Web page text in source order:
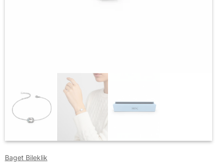
Baget Bileklik